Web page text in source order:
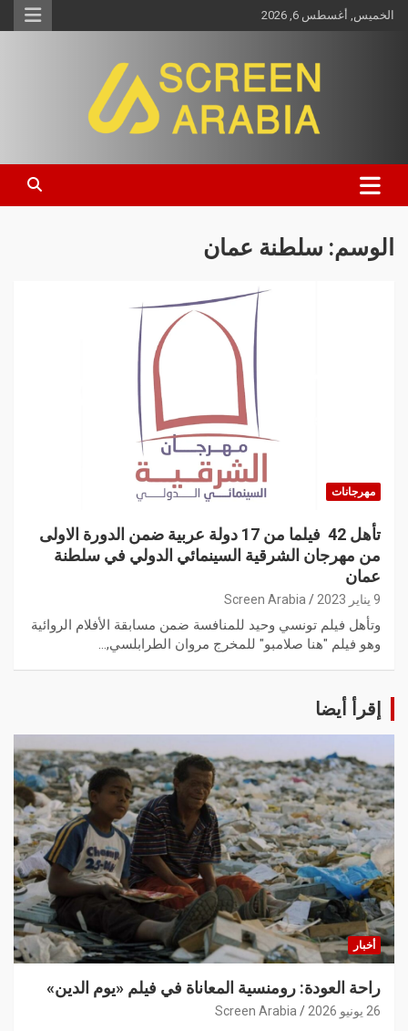
الخميس, أغسطس 6, 2026
Screen Arabia
الوسم: سلطنة عمان
مهرجانات
تأهل 42 فيلما من 17 دولة عربية ضمن الدورة الاولى
من مهرجان الشرقية السينمائي الدولي في سلطنة
عمان
9 يناير 2023 Screen Arabia
وتأهل فيلم تونسي وحيد للمنافسة ضمن مسابقة الأفلام الروائية
وهو فيلم "هنا صلامبو" للمخرج مروان الطرابلسي,…
إقرأ أيضا
أخبار
راحة العودة: رومنسية المعاناة في فيلم «يوم الدين»
26 يونيو 2026 Screen Arabia